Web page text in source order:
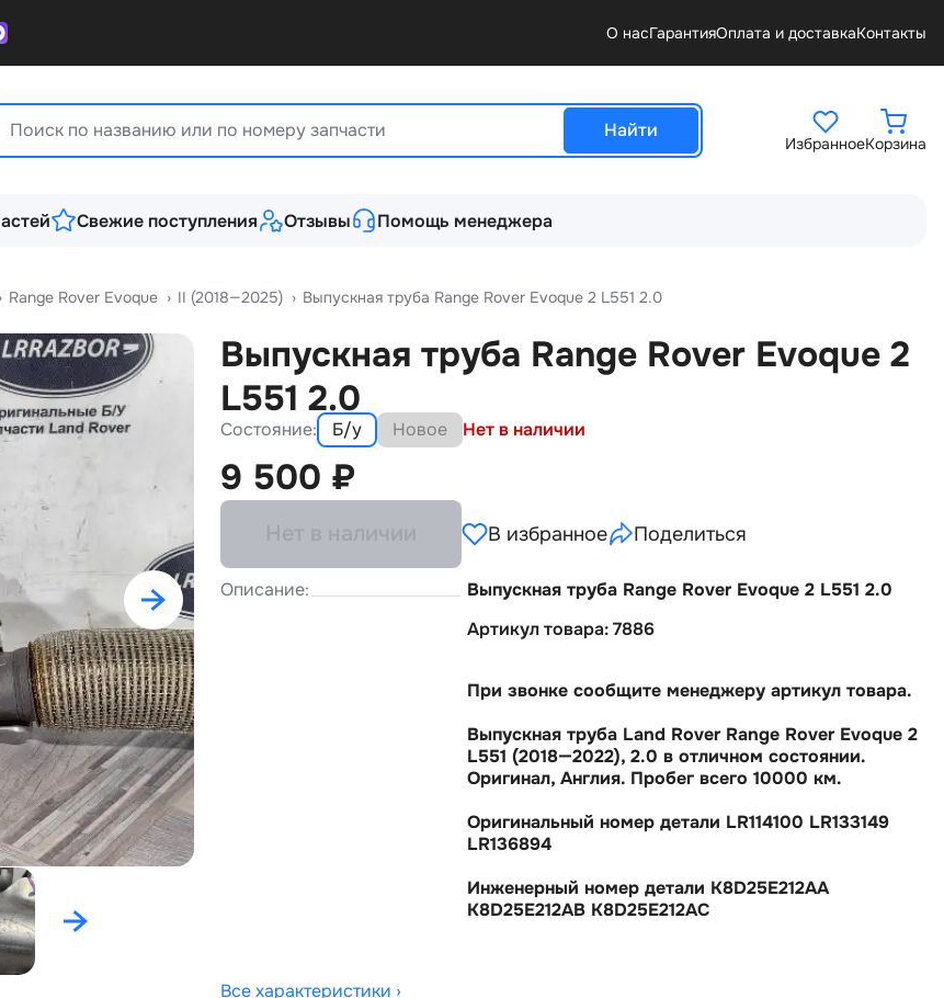
О насГарантияОплата и доставкаКонтакты
Найти
ИзбранноеКорзина
Свежие поступления Отзывы Помощь менеджера
› Range Rover Evoque › II (2018—2025) › Выпускная труба Range Rover Evoque 2 L551 2.0
Выпускная труба Range Rover Evoque 2
L551 2.0
Состояние: Б/у Новое Нет в наличии
9 500 ₽
Нет в наличии В избранное Поделиться
Описание:
Выпускная труба Range Rover Evoque 2 L551 2.0
Артикул товара: 7886
При звонке сообщите менеджеру артикул товара.
Выпускная труба Land Rover Range Rover Evoque 2
L551 (2018—2022), 2.0 в отличном состоянии.
Оригинал, Англия. Пробег всего 10000 км.
Оригинальный номер детали LR114100 LR133149
LR136894
Инженерный номер детали K8D25E212AA
K8D25E212AB K8D25E212AC
Все характеристики ›